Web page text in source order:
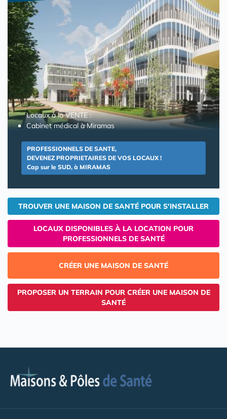
Locaux à la VENTE :
Cabinet médical à Miramas
PROFESSIONNELS DE SANTE,
DEVENEZ PROPRIETAIRES DE VOS LOCAUX !
Cap sur le SUD, à MIRAMAS
TROUVER UNE MAISON DE SANTÉ POUR S'INSTALLER
LOCAUX DISPONIBLES À LA LOCATION POUR
PROFESSIONNELS DE SANTÉ
CRÉER UNE MAISON DE SANTÉ
PROPOSER UN TERRAIN POUR CRÉER UNE MAISON DE
SANTÉ